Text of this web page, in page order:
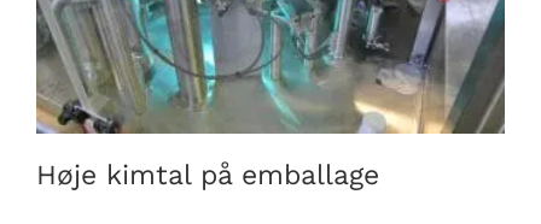
Høje kimtal på emballage
Høje kimtal på emballage